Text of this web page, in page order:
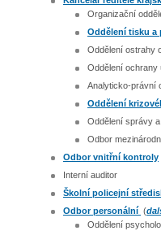
Organizační
Oddělení tisku a
Oddělení ostrahy
Oddělení ochrany
Analyticko-právní
Oddělení
Oddělení správy
Odbor
Odbor vnitřní kontroly
Interní auditor
Školní policejní
Odbor personální (
Oddělení